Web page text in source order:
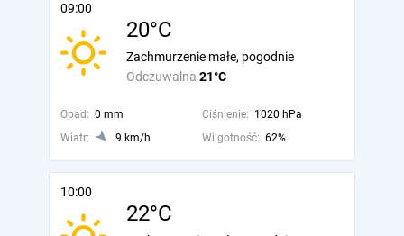
09:00
20°C
Odczuwalna 21°C
Zachmurzenie małe, pogodnie
Opad: 0 mm Ciśnienie: 1020 hPa
Wiatr:
9 km/h Wilgotność: 62%
10:00
22°C